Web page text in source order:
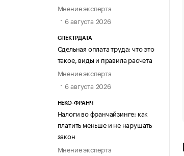
Мнение эксперта
6 августа 2026
СПЕКТРДАТА
Сдельная оплата труда: что это
такое, виды и правила расчета
Мнение эксперта
6 августа 2026
НЕКО-ФРАНЧ
Налоги во франчайзинге: как
платить меньше и не нарушать
закон
Мнение эксперта